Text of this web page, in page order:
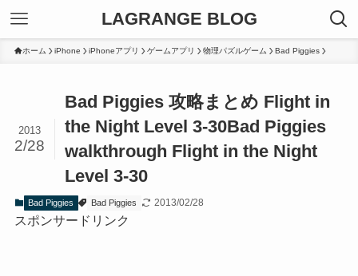
LAGRANGE BLOG
ホーム iPhone iPhoneアプリ ゲームアプリ 物理パズルゲーム Bad Piggies
Bad Piggies 攻略まとめ Flight in
the Night Level 3-30Bad Piggies
walkthrough Flight in the Night
Level 3-30
2013
2/28
Bad Piggies Bad Piggies 2013/02/28
スポンサードリンク